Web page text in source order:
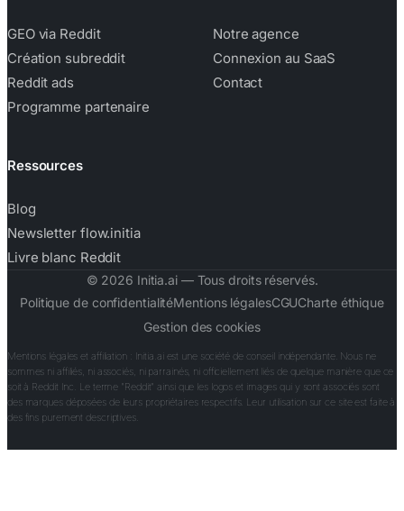
GEO via Reddit
Création subreddit
Reddit ads
Programme partenaire
Notre agence
Connexion au SaaS
Contact
Ressources
Blog
Newsletter flow.initia
Livre blanc Reddit
© 2026 Initia.ai — Tous droits réservés.
Politique de confidentialitéMentions légalesCGUCharte éthique
Gestion des cookies
Mentions légales et affiliation : Initia.ai est une société de conseil indépendante. Nous ne
sommes ni affiliés, ni associés, ni parrainés, ni officiellement liés de quelque manière que ce
soit à Reddit Inc. Le terme "Reddit" ainsi que les logos et images qui y sont associés sont
des marques déposées de leurs propriétaires respectifs. Leur utilisation sur ce site est faite à
des fins purement descriptives.